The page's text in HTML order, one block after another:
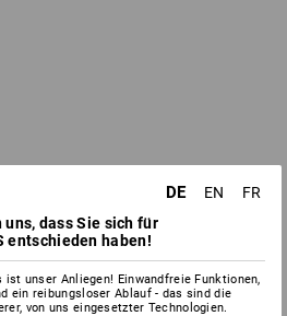
DE EN
FR
uns, dass Sie sich für
entschieden haben!
unser Anliegen! Einwandfreie Funktionen,
ein reibungsloser Ablauf - das sind die
von uns eingesetzter Technologien.